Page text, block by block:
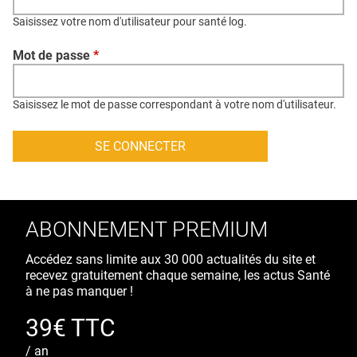
CONTACT
CRÉDITS
Saisissez votre nom d'utilisateur pour santé log.
Mot de passe *
Saisissez le mot de passe correspondant à votre nom d'utilisateur.
ABONNEMENT PREMIUM
Accédez sans limite aux 30 000 actualités du site et
recevez gratuitement chaque semaine, les actus Santé
à ne pas manquer !
39€ TTC
/ an